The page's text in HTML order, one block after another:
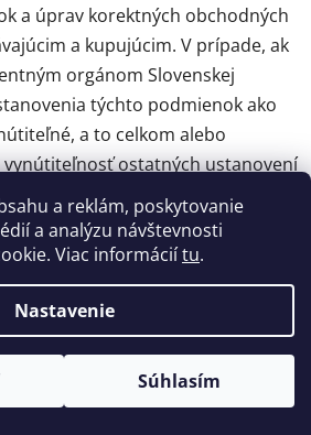
a reklám, poskytovanie
a analýzu návštevnosti
Viac informáciítu.
Nastavenie
Súhlasím
a úprav korektných obchodných
a kupujúcim. V prípade, ak
orgánom Slovenskej
týchto podmienok ako
a to celkom alebo
ostatných ustanovení
ustanovenia tým zostávajú
o ochrane spotrebiteľa č.
neskorších zmien a predpisov a